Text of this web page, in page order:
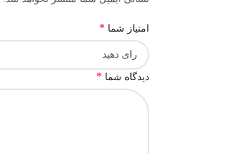
امتیاز شما *
دیدگاه شما *